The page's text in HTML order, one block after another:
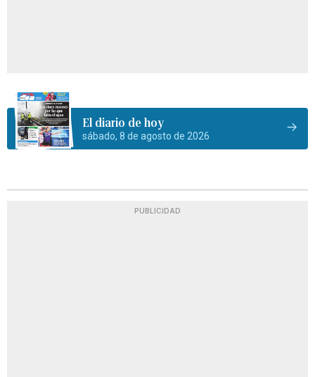
El diario de hoy
sábado, 8 de agosto de 2026
PUBLICIDAD